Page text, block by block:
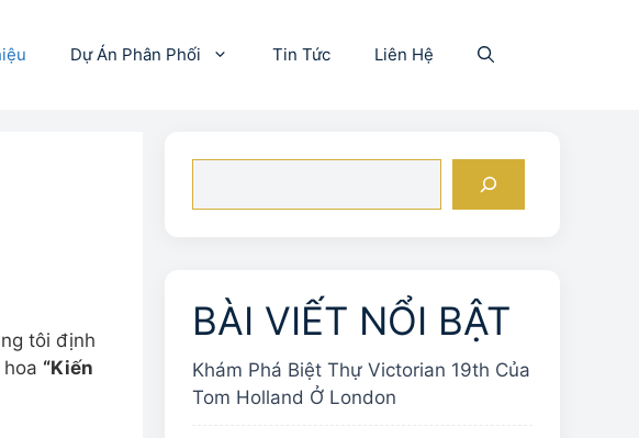
Dự Án Phân Phối Tin Tức Liên Hệ
tôi định
“Kiến
BÀI VIẾT NỔI BẬT
Khám Phá Biệt Thự Victorian 19th Của
Tom Holland Ở London